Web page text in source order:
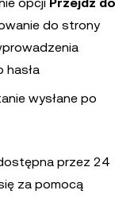
do strony
hasła
wysłane po
przez 24
za pomocą